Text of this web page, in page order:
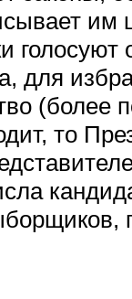
им
голосуют
для
(более
то